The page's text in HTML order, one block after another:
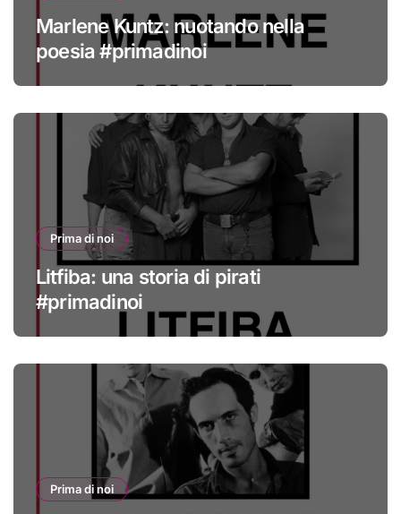
Marlene Kuntz: nuotando nella
poesia #primadinoi
Prima di noi
Litfiba: una storia di pirati
#primadinoi
Prima di noi